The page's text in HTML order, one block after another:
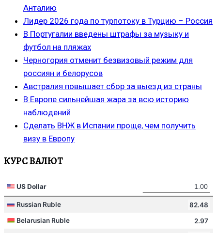
Анталию
Лидер 2026 года по турпотоку в Турцию – Россия
В Португалии введены штрафы за музыку и
футбол на пляжах
Черногория отменит безвизовый режим для
россиян и белорусов
Австралия повышает сбор за выезд из страны
В Европе сильнейшая жара за всю историю
наблюдений
Сделать ВНЖ в Испании проще, чем получить
визу в Европу
КУРС ВАЛЮТ